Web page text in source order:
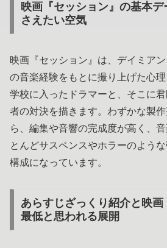
映画『セッション』の基本
さえたい空気
映画『セッション』は、デイミア
の音楽経験をもとに撮り上げた心
学校に入ったドラマーと、そこに
者の対決を描きます。わずかな製
ら、編集や音響の完成度が高く、
とんどサスペンスやホラーのよう
構成になっています。
あらすじざっくり紹介と映
最低と思われる展開